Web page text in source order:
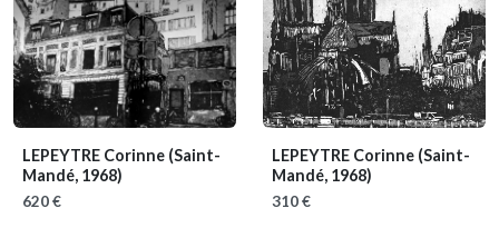
LEPEYTRE Corinne (Saint-
Mandé, 1968)
620 €
LEPEYTRE Corinne (Saint-
Mandé, 1968)
310 €